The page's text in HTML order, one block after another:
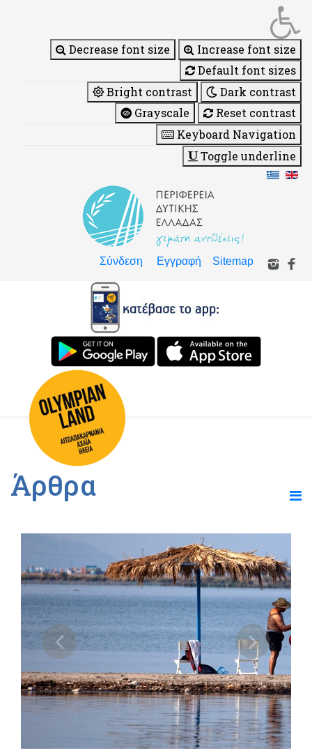
Decrease font size
Increase font size
Default font sizes
Bright contrast
Dark contrast
Grayscale
Reset contrast
Keyboard Navigation
Toggle underline
Σύνδεση Εγγραφή Sitemap
Άρθρα